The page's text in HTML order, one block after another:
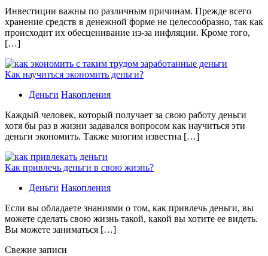
Инвестиции важны по различным причинам. Прежде всего
хранение средств в денежной форме не целесообразно, так как
происходит их обесценивание из-за инфляции. Кроме того,
[…]
Как научиться экономить деньги?
Деньги Накопления
Каждый человек, который получает за свою работу деньги
хотя бы раз в жизни задавался вопросом как научиться эти
деньги экономить. Также многим известна […]
Как привлечь деньги в свою жизнь?
Деньги Накопления
Если вы обладаете знаниями о том, как привлечь деньги, вы
можете сделать свою жизнь такой, какой вы хотите ее видеть.
Вы можете заниматься […]
Свежие записи